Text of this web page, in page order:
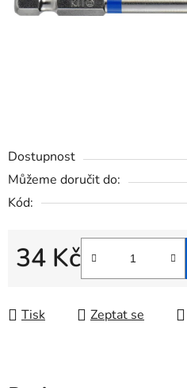
Dostupnost
Můžeme doručit do:
Kód:
34 Kč
Měrná cena:
Tisk Zeptat se